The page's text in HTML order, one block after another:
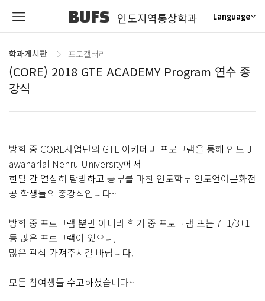
BUFS 인도지역통상학과 Language
학과게시판 포토갤러리
(CORE) 2018 GTE ACADEMY Program 연수 종
강식
방학 중 CORE사업단의 GTE 아카데미 프로그램을 통해 인도 J
awaharlal Nehru University에서
한달 간 열심히 탐방하고 공부를 마친 인도학부 인도언어문화전
공 학생들의 종강식입니다~
방학 중 프로그램 뿐만 아니라 학기 중 프로그램 또는 7+1/3+1
등 많은 프로그램이 있으니,
많은 관심 가져주시길 바랍니다.
모든 참여생들 수고하셨습니다~